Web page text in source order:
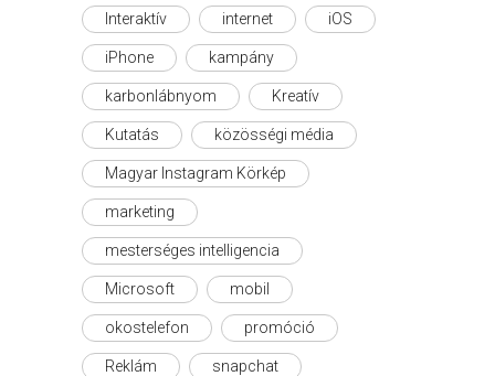
Interaktív internet iOS
iPhone kampány
karbonlábnyom Kreatív
Kutatás közösségi média
Magyar Instagram Körkép
marketing
mesterséges intelligencia
Microsoft mobil
okostelefon promóció
Reklám snapchat